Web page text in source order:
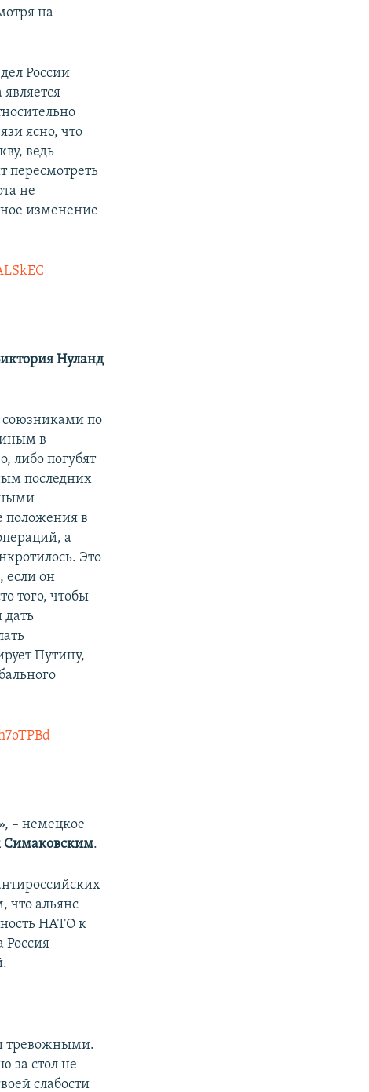
на
России
ясно, что
ведь
пересмотреть
не
изменение
Нуланд
союзниками по
в
либо погубят
последних
положения в
а
Это
если он
того, чтобы
дать
Путину,
– немецкое
.
что альянс
НАТО к
Россия
тревожными.
за стол не
слабости